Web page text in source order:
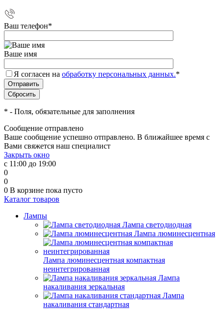
Ваш телефон*
Ваше имя
Я согласен на обработку персональных данных.*
* - Поля, обязательные для заполнения
Сообщение отправлено
Ваше сообщение успешно отправлено. В ближайшее время с
Вами свяжется наш специалист
Закрыть окно
с 11:00 до 19:00
0
0
0 В корзине пока пусто
Каталог товаров
Лампы
Лампа светодиодная
Лампа люминесцентная
Лампа люминесцентная компактная
неинтегрированная
Лампа
накаливания зеркальная
Лампа
накаливания стандартная